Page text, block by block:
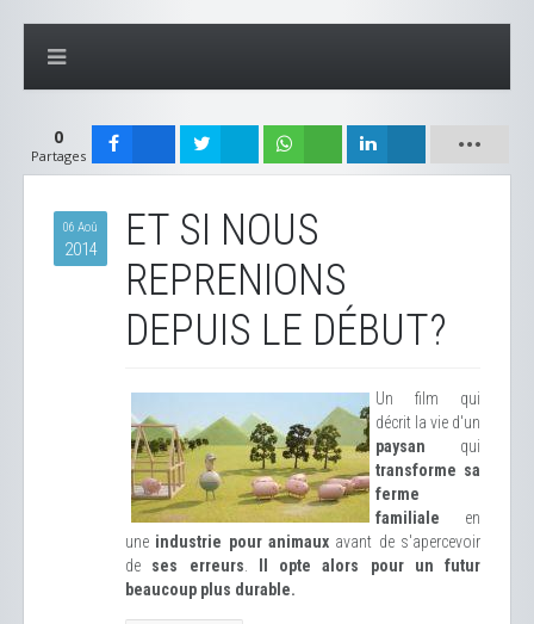
0
Partages
06 Aoû
2014
ET SI NOUS
REPRENIONS
DEPUIS LE DÉBUT?
Un film qui
décrit la vie d'un
paysan qui
transforme sa
ferme
familiale en
une industrie pour animaux avant de s'apercevoir
de ses erreurs
Il opte alors pour un futur
beaucoup plus durable.